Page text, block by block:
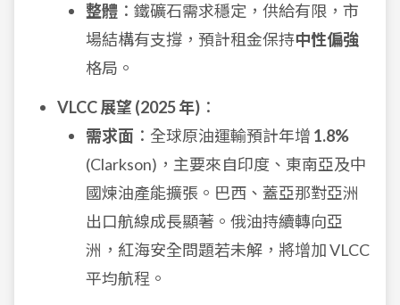
整體 ：鐵礦石需求穩定，供給有限，市
場結構有支撐，預計租金保持中性偏強
格局。
VLCC 展望 (2025 年) ：
需求面 ：全球原油運輸預計年增 1.8%
(Clarkson)，主要來自印度、東南亞及中
國煉油產能擴張。巴西、蓋亞那對亞洲
出口航線成長顯著。俄油持續轉向亞
洲，紅海安全問題若未解，將增加 VLCC
平均航程。